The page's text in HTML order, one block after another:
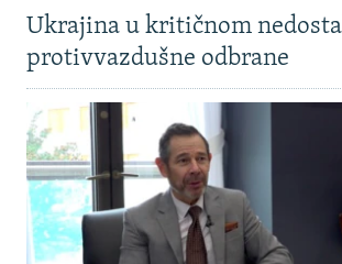
Ukrajina u kritičnom
protivvazdušne odbrane